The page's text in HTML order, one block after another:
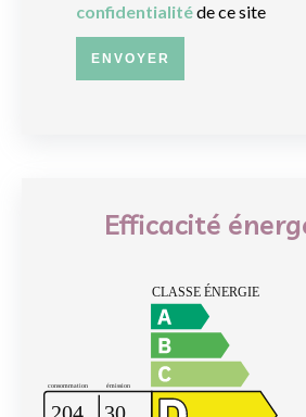
confidentialitéde ce site
ENVOYER
Efficacité